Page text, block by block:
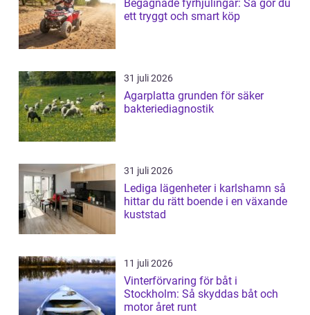
Begagnade fyrhjulingar: Så gör du
ett tryggt och smart köp
31 juli 2026
Agarplatta grunden för säker
bakteriediagnostik
31 juli 2026
Lediga lägenheter i karlshamn så
hittar du rätt boende i en växande
kuststad
11 juli 2026
Vinterförvaring för båt i
Stockholm: Så skyddas båt och
motor året runt